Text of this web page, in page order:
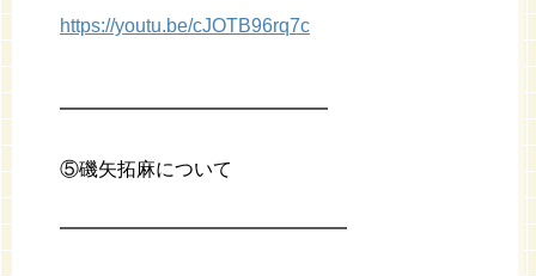
https://youtu.be/cJOTB96rq7c
━━━━━━━━━━━━━━
⑤磯矢拓麻について
━━━━━━━━━━━━━━━